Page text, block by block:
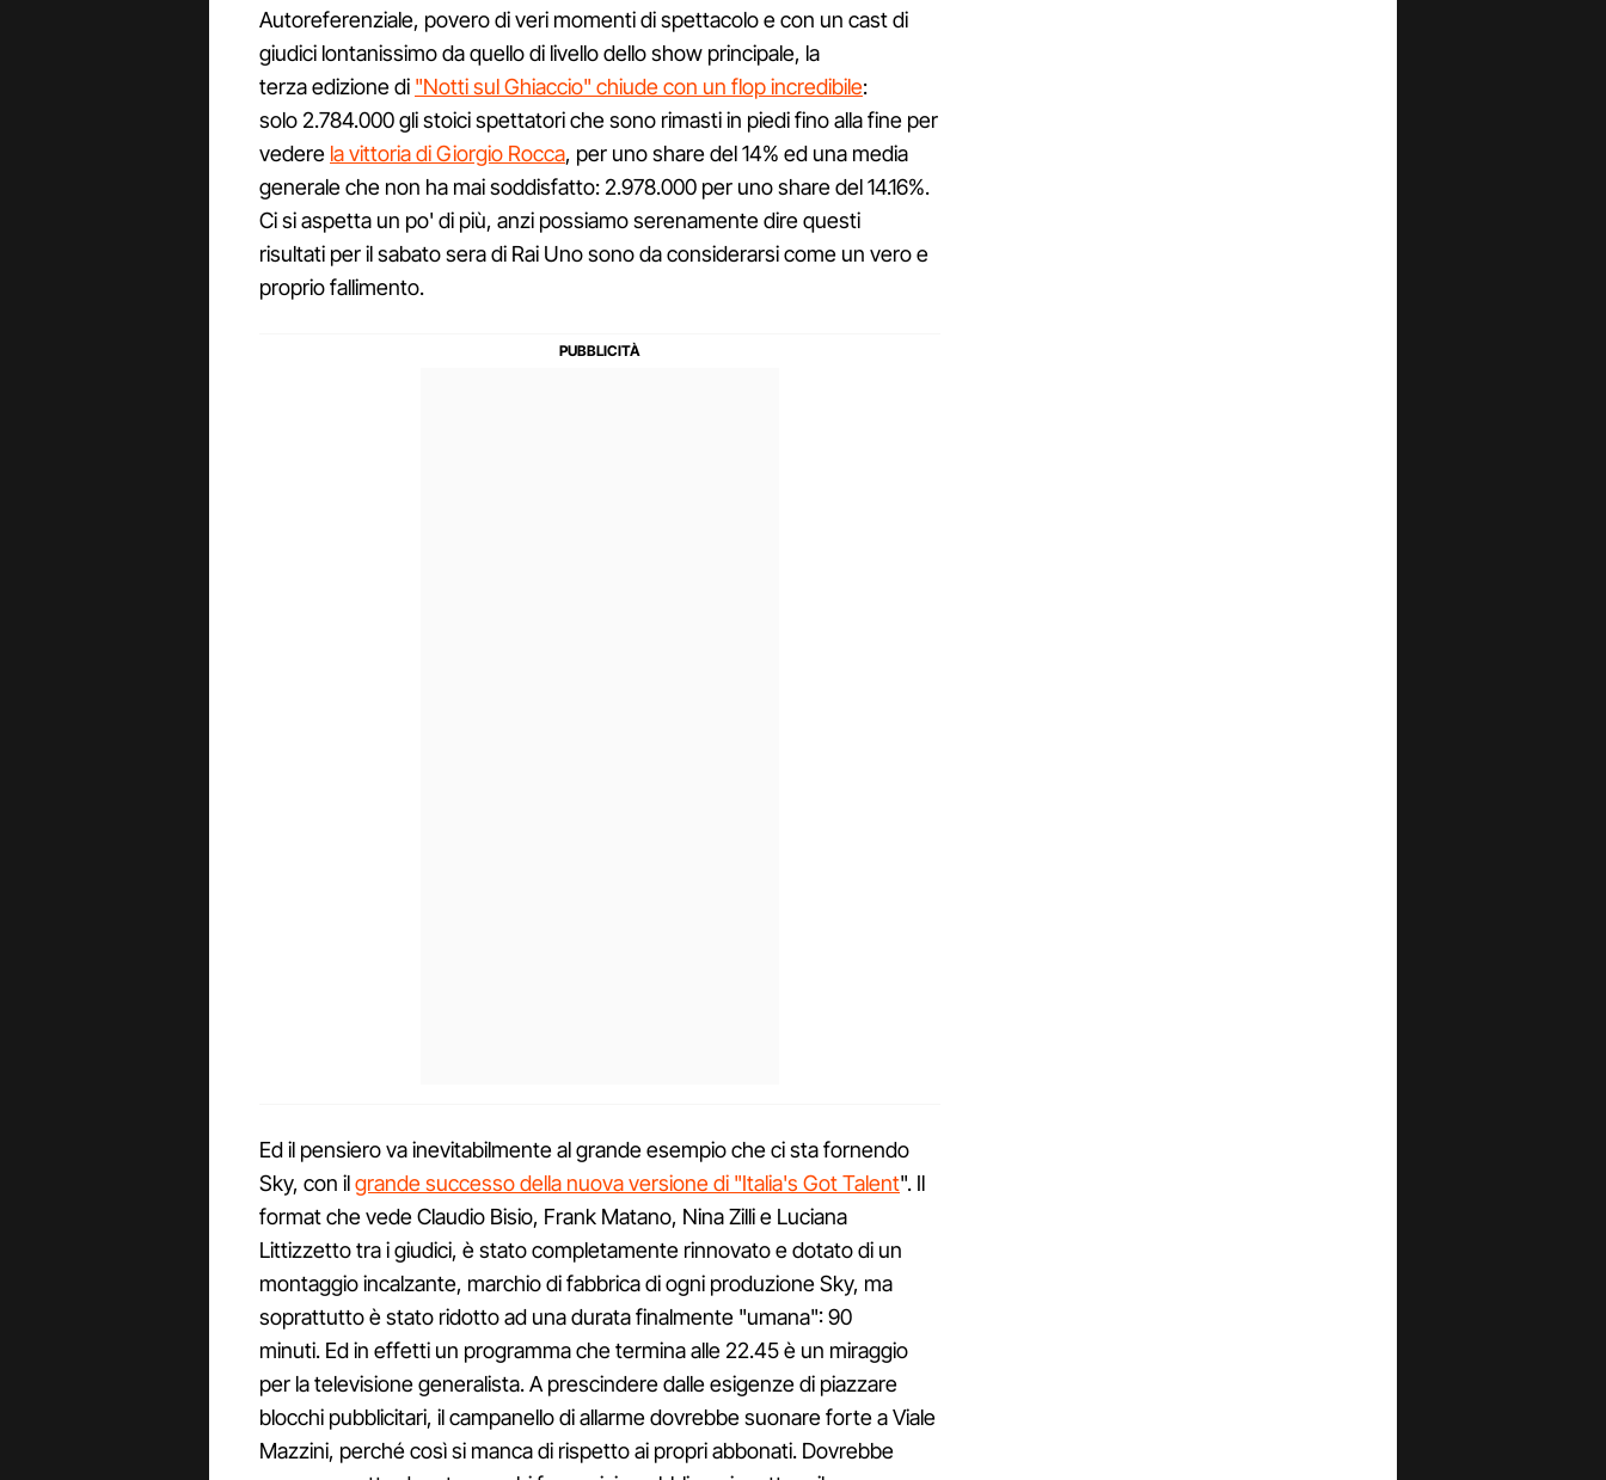
Autoreferenziale, povero di veri momenti di spettacolo e con un cast di
giudici lontanissimo da quello di livello dello show principale, la
terza edizione di "Notti sul Ghiaccio" chiude con un flop incredibile:
solo 2.784.000 gli stoici spettatori che sono rimasti in piedi fino alla fine per
vedere la vittoria di Giorgio Rocca, per uno share del 14% ed una media
generale che non ha mai soddisfatto: 2.978.000 per uno share del 14.16%.
Ci si aspetta un po' di più, anzi possiamo serenamente dire questi
risultati per il sabato sera di Rai Uno sono da considerarsi come un vero e
proprio fallimento.
Ed il pensiero va inevitabilmente al grande esempio che ci sta fornendo
Sky, con ilgrande successo della nuova versione di "Italia's Got Talent". Il
format che vede Claudio Bisio, Frank Matano, Nina Zilli e Luciana
Littizzetto tra i giudici, è stato completamente rinnovato e dotato di un
montaggio incalzante, marchio di fabbrica di ogni produzione Sky, ma
soprattutto è stato ridotto ad una durata finalmente "umana": 90
minuti. Ed in effetti un programma che termina alle 22.45 è un miraggio
per la televisione generalista. A prescindere dalle esigenze di piazzare
blocchi pubblicitari, il campanello di allarme dovrebbe suonare forte a Viale
Mazzini, perché così si manca di rispetto ai propri abbonati. Dovrebbe